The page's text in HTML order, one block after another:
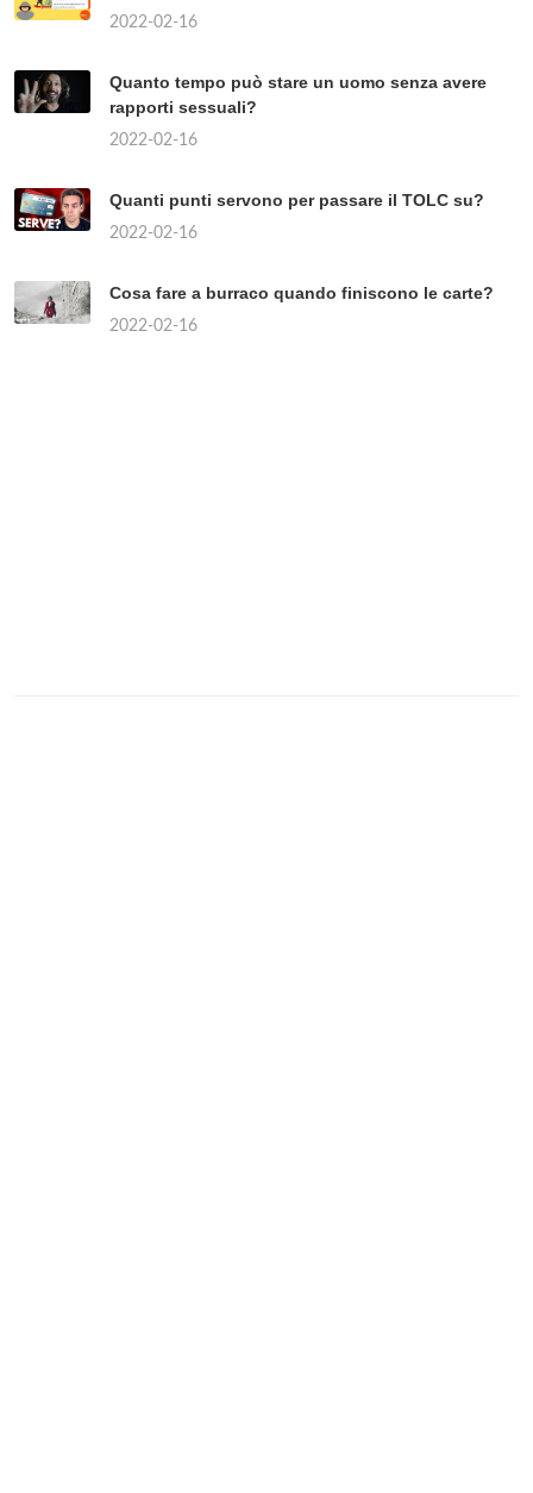
2022-02-16
Quanto tempo può stare un uomo senza avere
rapporti sessuali?
2022-02-16
Quanti punti servono per passare il TOLC su?
2022-02-16
Cosa fare a burraco quando finiscono le carte?
2022-02-16